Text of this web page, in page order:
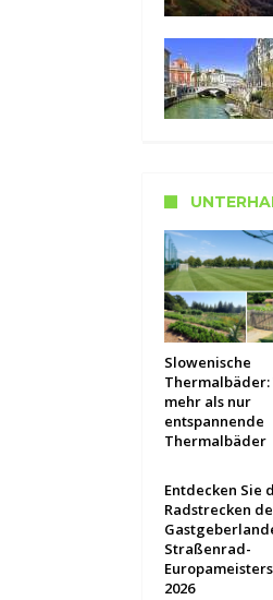
Slowenische
Thermalbäder:
mehr als nur
entspannende
Thermalbäder
Entdecken Sie
Radstrecken
Straßenrad-
2026